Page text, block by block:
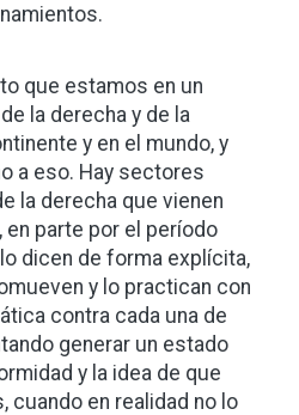
que estamos en un
la derecha y de la
y en el mundo, y
a eso. Hay sectores
la derecha que vienen
en parte por el período
dicen de forma explícita,
y lo practican con
contra cada una de
generar un estado
y la idea de que
cuando en realidad no lo